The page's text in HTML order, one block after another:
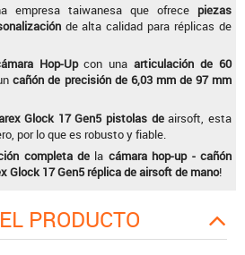
empresa taiwanesa que ofrece piezas
de alta calidad para réplicas de
Hop-Upcon unaarticulación de 60
cañón de precisión de 6,03 mm de 97 mm
Glock 17 Gen5 pistolas deairsoft, esta
por lo que es robusto y fiable.
completa de la cámara hop-up - cañón
Glock 17 Gen5 réplica de airsoft de mano!
PRODUCTO